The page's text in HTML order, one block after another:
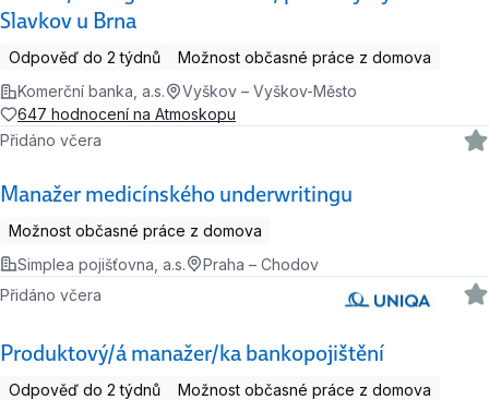
Slavkov u Brna
Odpověď do 2 týdnů
Možnost občasné práce z domova
Komerční banka, a.s.
Vyškov – Vyškov-Město
647 hodnocení na Atmoskopu
Manažer medicínského underwritingu
Přidáno včera
Možnost občasné práce z domova
Simplea pojišťovna, a.s.
Praha – Chodov
Produktový/á manažer/ka bankopojištění
Přidáno včera
Odpověď do 2 týdnů
Možnost občasné práce z domova